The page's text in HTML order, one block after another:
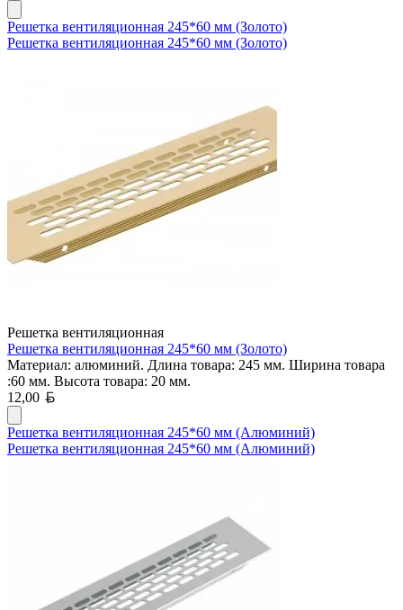
Решетка вентиляционная 245*60 мм (Золото)
Решетка вентиляционная 245*60 мм (Золото)
Решетка вентиляционная
Решетка вентиляционная 245*60 мм (Золото)
Материал: алюминий. Длина товара: 245 мм. Ширина товара
:60 мм. Высота товара: 20 мм.
12,00
Решетка вентиляционная 245*60 мм (Алюминий)
Решетка вентиляционная 245*60 мм (Алюминий)